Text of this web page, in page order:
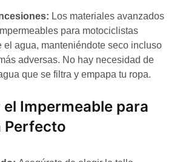
Los materiales avanzados
para motociclistas
el agua, manteniéndote seco incluso
adversas. No hay necesidad de
que se filtra y empapa tu ropa.
Impermeable para
Perfecto